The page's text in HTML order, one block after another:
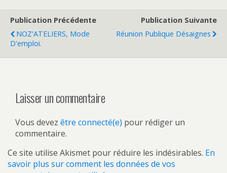
Publication Précédente
NOZ'ATELIERS, Mode
D'emploi.
Publication Suivante
Réunion Publique Désaignes
Laisser un commentaire
Vous devez être connecté(e) pour rédiger un
commentaire.
Ce site utilise Akismet pour réduire les indésirables. En
savoir plus sur comment les données de vos